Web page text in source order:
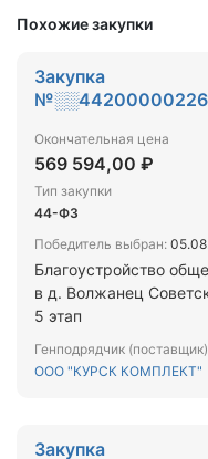
Похожие закупки
Закупка
Окончательная цена
569 594,00 ₽
Тип закупки
44-ФЗ
Победитель выбран:
Благоустройство
в д. Волжанец
5 этап
Генподрядчик (поставщик)
ООО "КУРСК КОМПЛЕКТ"
Закупка